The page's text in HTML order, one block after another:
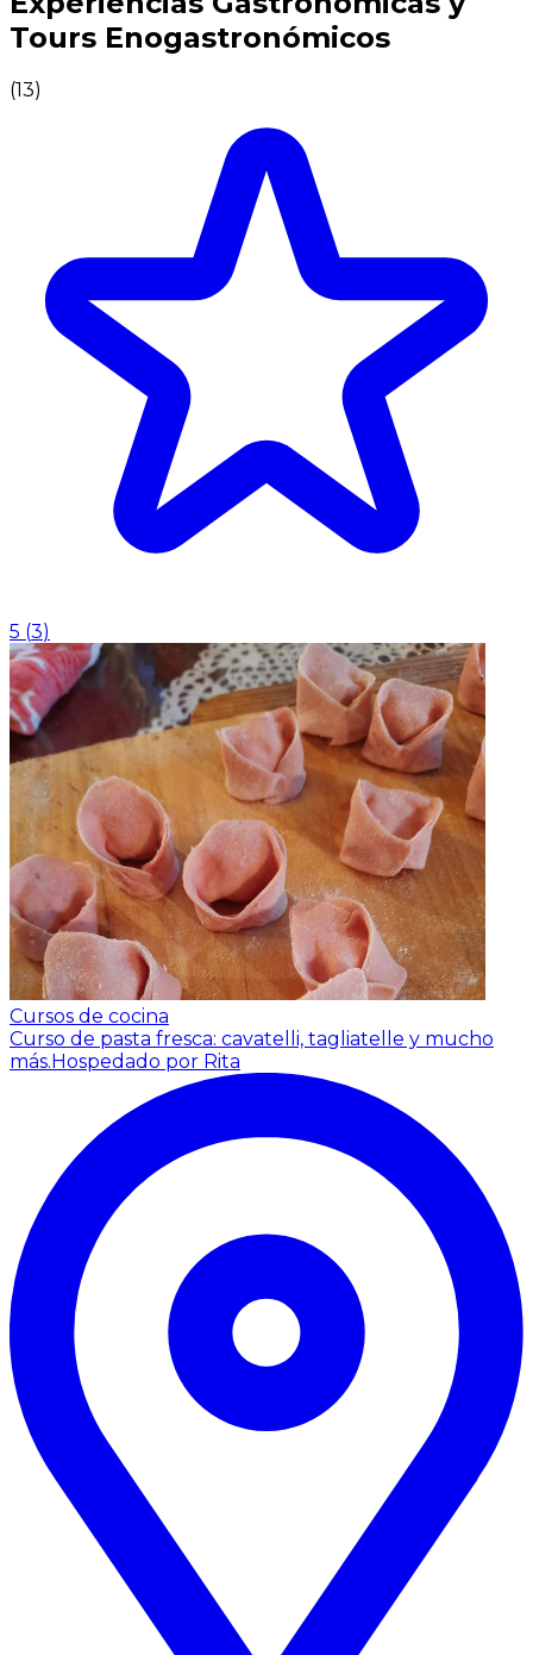
Tours Enogastronómicos
(13)
5 (3)
Cursos de cocina
Curso de pasta fresca: cavatelli, tagliatelle y mucho
más.Hospedado por Rita